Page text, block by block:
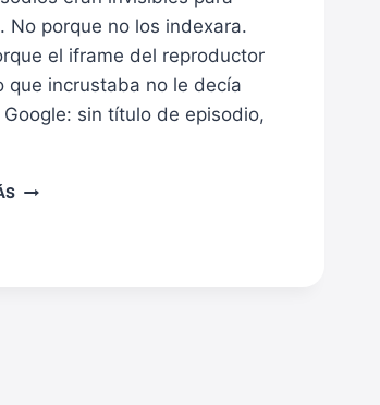
No porque no los indexara.
el iframe del reproductor
que incrustaba no le decía
sin título de episodio,
HE